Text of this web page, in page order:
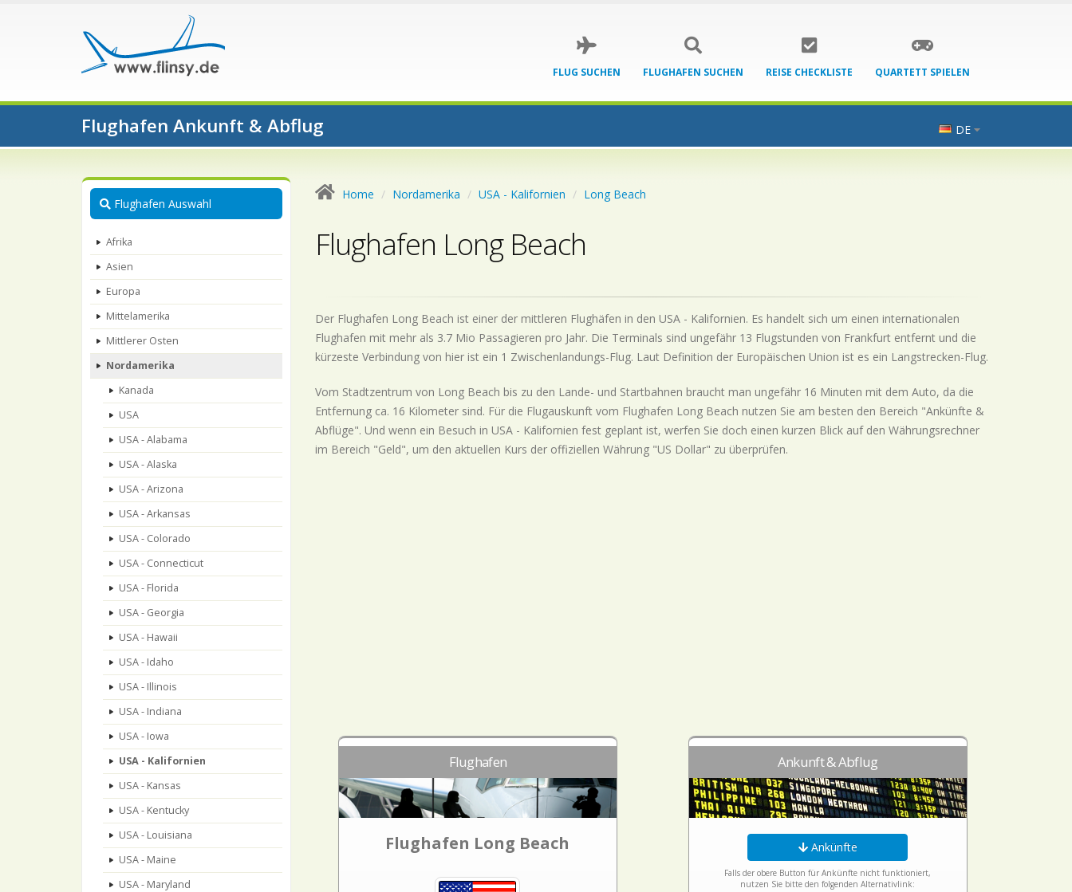
FLUG SUCHEN FLUGHAFEN SUCHEN REISE CHECKLISTE QUARTETT SPIELEN
Flughafen Ankunft & Abflug DE
Flughafen Auswahl
Afrika
Asien
Europa
Mittelamerika
Mittlerer Osten
Nordamerika
Kanada
USA
USA - Alabama
USA - Alaska
USA - Arizona
USA - Arkansas
USA - Colorado
USA - Connecticut
USA - Florida
USA - Georgia
USA - Hawaii
USA - Idaho
USA - Illinois
USA - Indiana
USA - Iowa
USA - Kalifornien
USA - Kansas
USA - Kentucky
USA - Louisiana
USA - Maine
USA - Maryland
Home Nordamerika USA - Kalifornien Long Beach
Flughafen Long Beach
Der Flughafen Long Beach ist einer der mittleren Flughäfen in den USA - Kalifornien. Es handelt sich um einen internationalen
Flughafen mit mehr als 3.7 Mio Passagieren pro Jahr. Die Terminals sind ungefähr 13 Flugstunden von Frankfurt entfernt und die
kürzeste Verbindung von hier ist ein 1 Zwischenlandungs-Flug. Laut Definition der Europäischen Union ist es ein Langstrecken-Flug.
Vom Stadtzentrum von Long Beach bis zu den Lande- und Startbahnen braucht man ungefähr 16 Minuten mit dem Auto, da die
Entfernung ca. 16 Kilometer sind. Für die Flugauskunft vom Flughafen Long Beach nutzen Sie am besten den Bereich "Ankünfte &
Abflüge". Und wenn ein Besuch in USA - Kalifornien fest geplant ist, werfen Sie doch einen kurzen Blick auf den Währungsrechner
im Bereich "Geld", um den aktuellen Kurs der offiziellen Währung "US Dollar" zu überprüfen.
Flughafen
Flughafen Long Beach
Ankunft & Abflug
Ankünfte
Falls der obere Button für Ankünfte nicht funktioniert,
nutzen Sie bitte den folgenden Alternativlink: